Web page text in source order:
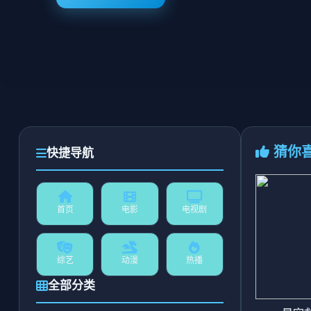
快捷导航
首页 电影 电视剧
综艺 动漫 热播
全部分类
猜你